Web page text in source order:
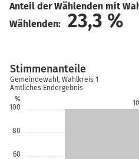
Anteil der Wählenden mit
Wählenden:
23,3 %
60
80
100
%
Stimmenanteile
Gemeindewahl, Wahlkreis 1
Amtliches Endergebnis